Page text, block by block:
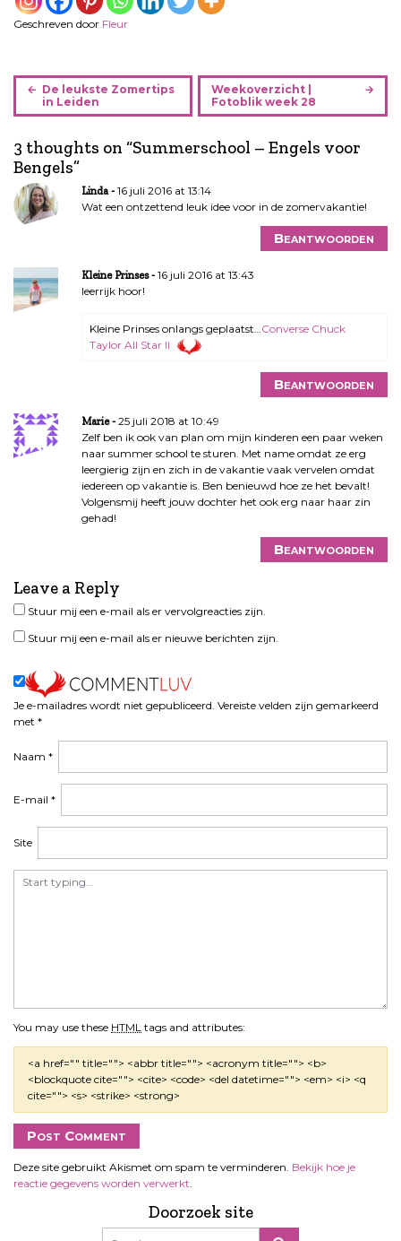
Geschreven door Fleur
B
r
i
c
h
t
n
i
g
De leukste Zomertips
in Leiden
Weekoverzicht |
Fotoblik week 28
3 thoughts on “Summerschool – Engels voor
Bengels”
Linda
16 juli 2016 at 13:14
Wat een ontzettend leuk idee voor in de zomervakantie!
Beantwoorden
Kleine Prinses
16 juli 2016 at 13:43
leerrijk hoor!
Kleine Prinses onlangs geplaatst… Converse Chuck
Taylor All Star II
Beantwoorden
Marie
25 juli 2018 at 10:49
Zelf ben ik ook van plan om mijn kinderen een paar weken
naar summer school te sturen. Met name omdat ze erg
leergierig zijn en zich in de vakantie vaak vervelen omdat
iedereen op vakantie is. Ben benieuwd hoe ze het bevalt!
Volgensmij heeft jouw dochter het ook erg naar haar zin
gehad!
Beantwoorden
Leave a Reply
Je e-mailadres wordt niet gepubliceerd. Vereiste velden zijn gemarkeerd
met *
You may use these HTML tags and attributes:
<a href="" title=""> <abbr title=""> <acronym title=""> <b>
<blockquote cite=""> <cite> <code> <del datetime=""> <em> <i> <q
cite=""> <s> <strike> <strong>
Naam *
E-mail *
Site
Stuur mij een e-mail als er vervolgreacties zijn.
Stuur mij een e-mail als er nieuwe berichten zijn.
Deze site gebruikt Akismet om spam te verminderen. Bekijk hoe je
reactie gegevens worden verwerkt
Doorzoek site